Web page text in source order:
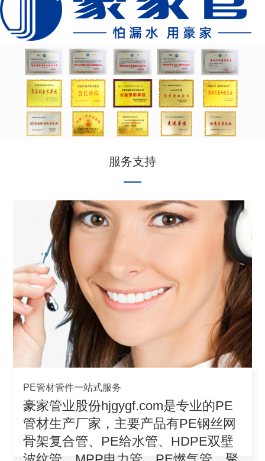
服务支持
PE管材管件一站式服务
豪家管业股份hjgygf.com是专业的PE
管材生产厂家，主要产品有PE钢丝网
骨架复合管、PE给水管、HDPE双壁